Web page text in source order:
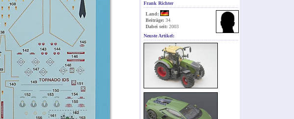
Frank Richter
Land:
Beiträge: 34
Dabei seit: 2003
Neuste Artikel: